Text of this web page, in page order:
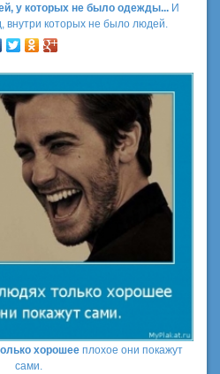
у которых не было одежды...И
внутри которых не было людей.
хорошее плохое они покажут
сами.